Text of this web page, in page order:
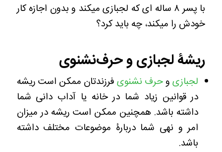
با پسر ۸ ساله ای که لجبازی میکند و بدون اجازه کار
خودش را میکند، چه باید کرد؟
ریشۀ لجبازی و حرف‌نشنوی
لجبازیوحرف نشنویفرزندتان ممکن است ریشه
در قوانین زیاد شما در خانه یا آداب دانی شما
داشته باشد. همچنین ممکن است ریشه در میزان
امر و نهی شما دربارۀ موضوعات مختلف داشته
باشد.